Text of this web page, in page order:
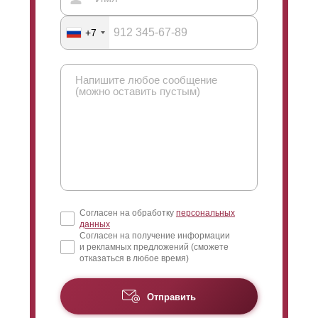
+7
Согласен на обработку персональных
данных
Согласен на получение информации
и рекламных предложений (сможете
отказаться в любое время)
Отправить